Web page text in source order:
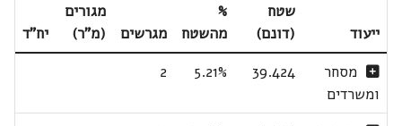
ייעוד
שטח
(דונם)
%
מהשטח
מגרשים
מגורים
(מ"ר)
יח"ד
מסחר
ומשרדים
39.424
5.21%
2